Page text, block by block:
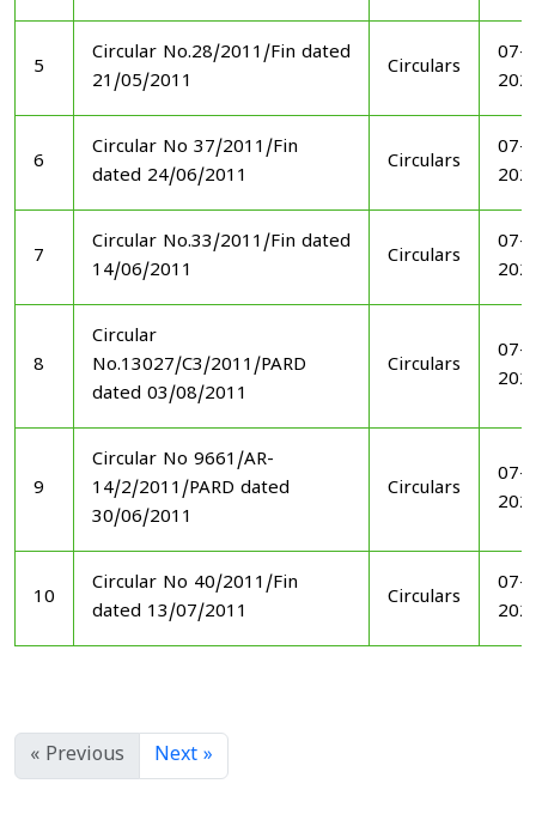
5
Circular No.28/2011/Fin dated
21/05/2011
Circulars
07-
6
Circular No 37/2011/Fin
dated 24/06/2011
Circulars
07-
7
Circular No.33/2011/Fin dated
14/06/2011
Circulars
07-
8
Circular
No.13027/C3/2011/PARD
dated 03/08/2011
Circulars
07-
9
Circular No 9661/AR-
14/2/2011/PARD dated
30/06/2011
Circulars
07-
10
Circular No 40/2011/Fin
dated 13/07/2011
Circulars
07-
« Previous Next »